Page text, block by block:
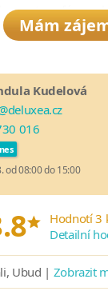
atmosféru s
ke kterým
lázně a
okrajem, butik,
se nachází jen
Mám
Kudelová
016
od 08:00 do 15:00
* Hodnotí 3
Detailní
Ubud | Zobrazit